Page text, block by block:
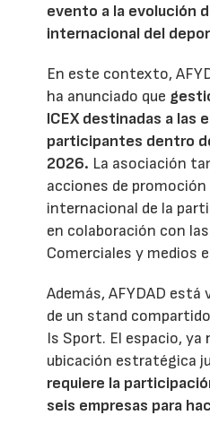
evento a la evolución
internacional del
En este contexto,
ha anunciado que
ICEX destinadas a las
participantes dentro
2026. La asociación
acciones de
internacional de la
en colaboración con
Comerciales y medios
Además, AFYDAD
de un stand
Is Sport. El espacio, ya
ubicación estratégica
requiere la
seis empresas para